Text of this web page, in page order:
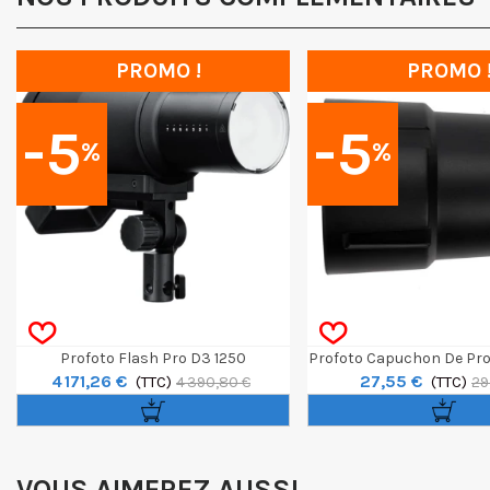
-5%
PROMO !
Profoto Flash Pro D3 1250
4 171,26 € (TTC) 4 390,80 €
-5%
PROMO
Profoto Capuchon De
ProHead Et
27,55 € (TTC)